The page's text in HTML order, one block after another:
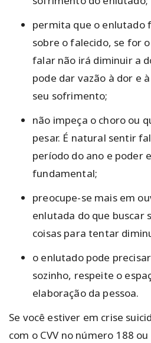
permita que o enlutado
sobre o falecido, se for
falar não irá diminuir a
pode dar vazão à dor e
seu sofrimento;
não impeça o choro ou
pesar. É natural sentir
período do ano e poder
fundamental;
preocupe-se mais em
enlutada do que buscar
coisas para tentar
o enlutado pode
sozinho, respeite o
elaboração da pessoa.
Se você estiver em crise
com o CVV no número 188